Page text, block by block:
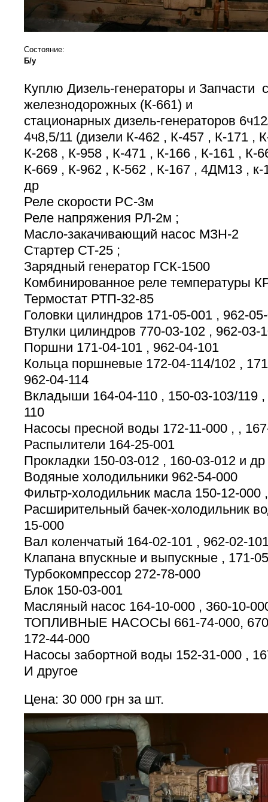
Состояние:
Б/у
Куплю Дизель-генераторы и Запчасти
железнодорожных (К-661) и
стационарных дизель-генераторов
4ч8,5/11 (дизели К-462 , К-457 , К-171 ,
К-268 , К-958 , К-471 , К-166 , К-161 , К-
К-669 , К-962 , К-562 , К-167 , 4ДМ13 , к-
др
Реле скорости РС-3м
Реле напряжения РЛ-2м ;
Масло-закачивающий насос МЗН-2
Стартер СТ-25 ;
Зарядный генератор ГСК-1500
Комбинированное реле температуры
Термостат РТП-32-85
Головки цилиндров 171-05-001 , 962-
Втулки цилиндров 770-03-102 , 962-03-
Поршни 171-04-101 , 962-04-101
Кольца поршневые 172-04-114/102 ,
962-04-114
Вкладыши 164-04-110 , 150-03-103/119
110
Насосы пресной воды 172-11-000 , ,
Распылители 164-25-001
Прокладки 150-03-012 , 160-03-012 и др
Водяные холодильники 962-54-000
Фильтр-холодильник масла 150-12-000
Расширительный бачек-холодильник
15-000
Вал коленчатый 164-02-101 , 962-02-
Клапана впускные и выпускные , 171-
Турбокомпрессор 272-78-000
Блок 150-03-001
Масляный насос 164-10-000 , 360-10-
ТОПЛИВНЫЕ НАСОСЫ 661-74-000, 670-
172-44-000
Насосы забортной воды 152-31-000 ,
И другое
Цена: 30 000 грн за шт.